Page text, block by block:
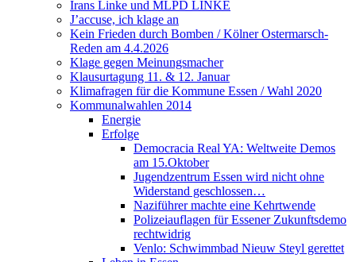
Irans Linke und MLPD LINKE
J’accuse, ich klage an
Kein Frieden durch Bomben / Kölner Ostermarsch-
Reden am 4.4.2026
Klage gegen Meinungsmacher
Klausurtagung 11. & 12. Januar
Klimafragen für die Kommune Essen / Wahl 2020
Kommunalwahlen 2014
Energie
Erfolge
Democracia Real YA: Weltweite Demos
am 15.Oktober
Jugendzentrum Essen wird nicht ohne
Widerstand geschlossen…
Naziführer machte eine Kehrtwende
Polizeiauflagen für Essener Zukunftsdemo
rechtwidrig
Venlo: Schwimmbad Nieuw Steyl gerettet